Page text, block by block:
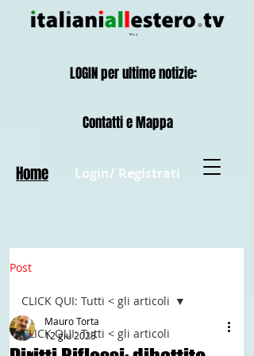
Login/ Registrati
Contatti e Mappa
Home
LOGIN per ultime notizie:
Post
CLICK QUI: Tutti < gli articoli
CLICK QUI: Tutti < gli articoli
Mauro Torta
12 giu 2023